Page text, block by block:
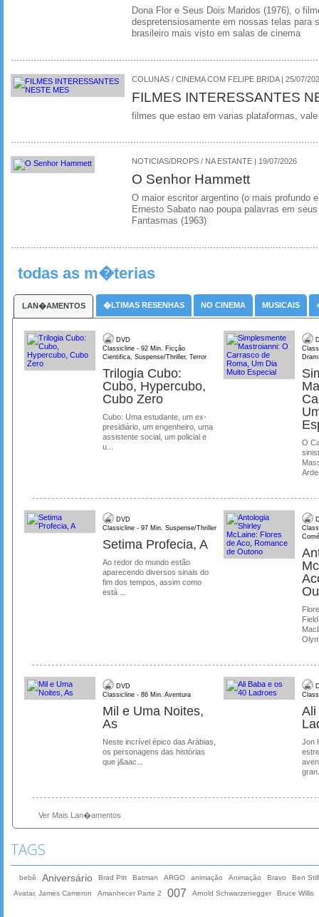
Dona Flor e Seus Dois Maridos (1976), o
despretensiosamente em nossas telas para
brasileiro mais visto em salas de cinema
COLUNAS / CINEMA COM FELIPE BRIDA | 25/07/
FILMES INTERESSANTES
filmes que estao em varias plataformas,
NOTICIAS/DROPS / NA ESTANTE | 19/07/2026
O Senhor Hammett
O maior escritor argentino (o mais profundo
Ernesto Sabato nao poupa palavras em
Fantasmas (1963)
todas as m�terias
LAN�AMENTOS �LTIMAS RESENHAS NO CINEMA MUSICAIS
DVD
Classicline - 92 Min. Ficção
Cientifica, Suspense/Thriller, Terror
Trilogia Cubo:
Cubo, Hypercubo,
Cubo Zero
Cubo: Uma estudante, um ex-
presidiário, um engenheiro, uma
assistente social, um policial e
u...
O
DVD
Classicline - 97 Min. Suspense/Thriller
Setima Profecia, A
Ao redor do mundo estão
aparecendo diversos sinais do
fim dos tempos, assim como
está ...
DVD
Classicline - 86 Min. Aventura
Mil e Uma Noites,
As
Neste incrível épico das Arábias,
os personagens das histórias
que j&aac...
Ali
Jon
Ver Mais Lan�amentos
TAGS
bebê Aniversário Brad Pitt Batman ARGO animação Animação Bravo
Ben
Avatar, James Cameron
Amanhecer Parte 2 007 Arnold Schwarzenegger Bruce Willis